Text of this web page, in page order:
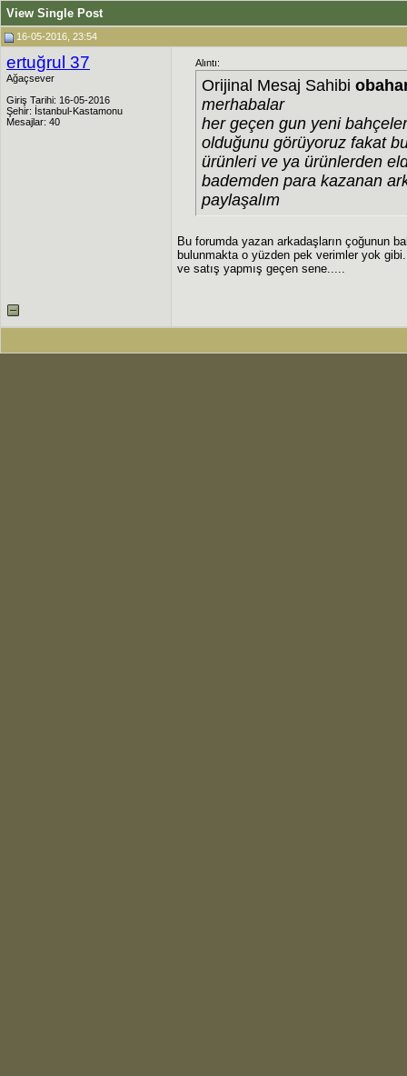
View Single Post
16-05-2016, 23:54
ertuğrul 37
Ağaçsever
Giriş Tarihi: 16-05-2016
Şehir: İstanbul-Kastamonu
Mesajlar: 40
Alıntı:
Orijinal Mesaj Sahibi
merhabalar
her geçen gun yeni
olduğunu görüyoruz fakat
ürünleri ve ya ürünlerden
bademden para kazanan
paylaşalım
Bu forumda yazan arkadaşların çoğunun
bulunmakta o yüzden pek verimler yok
ve satış yapmış geçen sene.....